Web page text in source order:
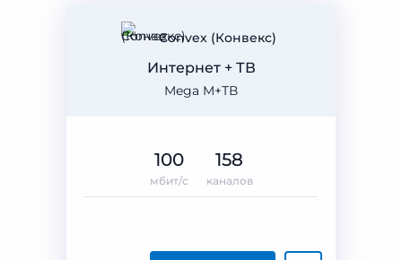
Convex (Конвекс)
Mega M+ТВ
Интернет + ТВ
100
мбит/с
158
каналов